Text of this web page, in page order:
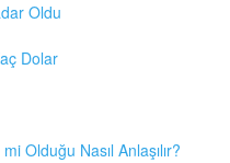
Oldu
Dolar
Olduğu Nasıl Anlaşılır?